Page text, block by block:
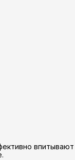
впитывают